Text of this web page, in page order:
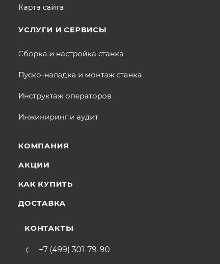
Карта сайта
УСЛУГИ И СЕРВИСЫ
Сборка и настройка станка
Пуско-наладка и монтаж станка
Инструктаж операторов
Инжиниринг и аудит
КОМПАНИЯ
АКЦИИ
КАК КУПИТЬ
ДОСТАВКА
КОНТАКТЫ
+7 (499) 301-79-90